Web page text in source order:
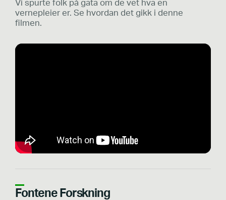
Vi spurte folk på gata om de vet hva en
vernepleier er. Se hvordan det gikk i denne
filmen.
Fontene Forskning